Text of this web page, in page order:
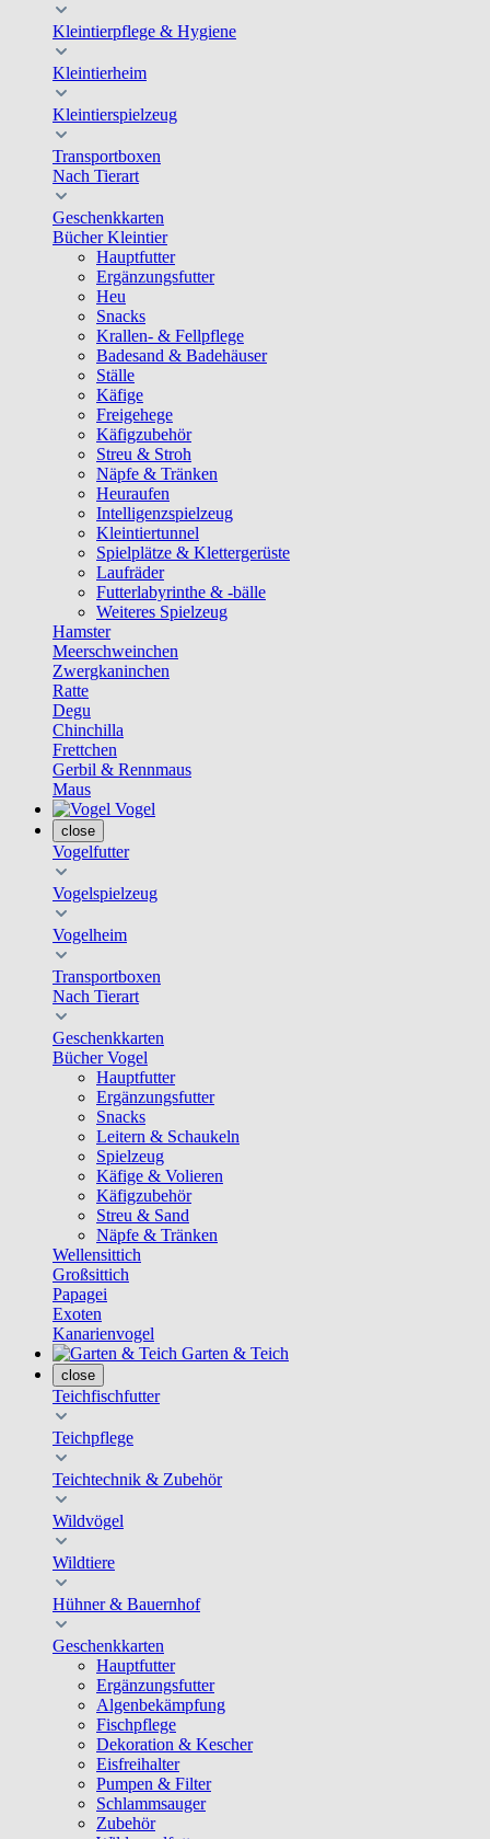
Kleintierpflege & Hygiene
Kleintierheim
Kleintierspielzeug
Transportboxen
Nach Tierart
Geschenkkarten
Bücher Kleintier
Hauptfutter
Ergänzungsfutter
Heu
Snacks
Krallen- & Fellpflege
Badesand & Badehäuser
Ställe
Käfige
Freigehege
Käfigzubehör
Streu & Stroh
Näpfe & Tränken
Heuraufen
Intelligenzspielzeug
Kleintiertunnel
Spielplätze & Klettergerüste
Laufräder
Futterlabyrinthe & -bälle
Weiteres Spielzeug
Hamster
Meerschweinchen
Zwergkaninchen
Ratte
Degu
Chinchilla
Frettchen
Gerbil & Rennmaus
Maus
Vogel
close
Vogelfutter
Vogelspielzeug
Vogelheim
Transportboxen
Nach Tierart
Geschenkkarten
Bücher Vogel
Hauptfutter
Ergänzungsfutter
Snacks
Leitern & Schaukeln
Spielzeug
Käfige & Volieren
Käfigzubehör
Streu & Sand
Näpfe & Tränken
Wellensittich
Großsittich
Papagei
Exoten
Kanarienvogel
Garten & Teich
close
Teichfischfutter
Teichpflege
Teichtechnik & Zubehör
Wildvögel
Wildtiere
Hühner & Bauernhof
Geschenkkarten
Hauptfutter
Ergänzungsfutter
Algenbekämpfung
Fischpflege
Dekoration & Kescher
Eisfreihalter
Pumpen & Filter
Schlammsauger
Zubehör